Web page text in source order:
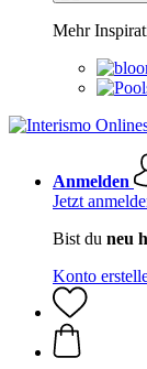
Mehr
Anmelden
Jetzt
Bist du neu
Konto